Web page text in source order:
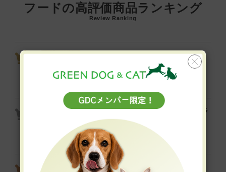
フードの高評価商品ランキング
Review Ranking
ビオリオーブ えらべるピュア 5
個セット（旧ヘルマン）
K9ナチュラル フリーズドライ ラ
ム・グリーントライプ
yum yum yum！ ジュレ仕立て か